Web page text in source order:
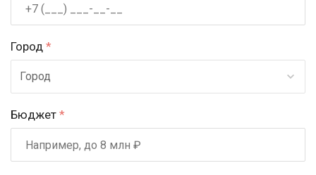
Город *
Город
Бюджет *